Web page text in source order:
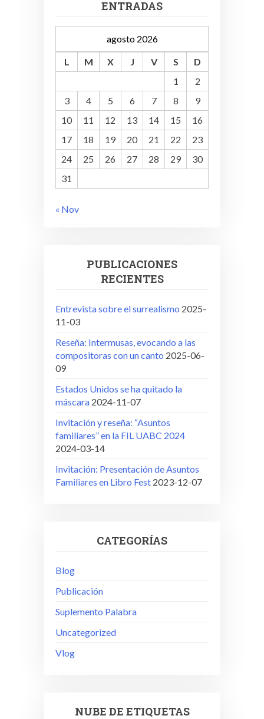
ENTRADAS
agosto 2026
L M X J V S
D
1
2
3
4 5 6 7 8
9
10
11 12 13 14 15
16
17
18 19 20 21 22
23
24
25 26 27 28 29
30
31
« Nov
PUBLICACIONES
RECIENTES
Entrevista sobre el surrealismo 2025-
11-03
Reseña: Intermusas, evocando a las
compositoras con un canto 2025-06-
09
Estados Unidos se ha quitado la
máscara 2024-11-07
Invitación y reseña: “Asuntos
familiares” en la FIL UABC 2024
2024-03-14
Invitación: Presentación de Asuntos
Familiares en Libro Fest 2023-12-07
CATEGORÍAS
Blog
Publicación
Suplemento Palabra
Uncategorized
Vlog
NUBE DE ETIQUETAS